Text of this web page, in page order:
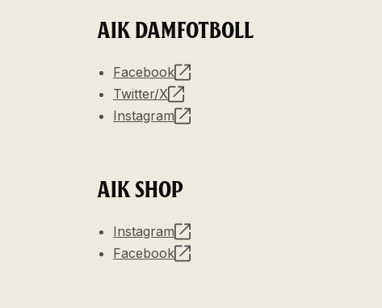
AIK DAMFOTBOLL
Facebook
Twitter/X
Instagram
AIK SHOP
Instagram
Facebook